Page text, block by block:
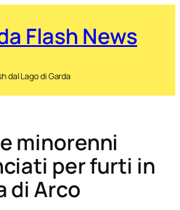
Flash News
dal Lago di Garda
minorenni
per furti in
di Arco